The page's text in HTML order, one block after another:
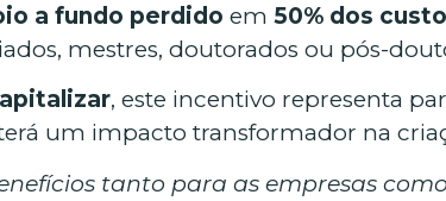
a fundo perdido em 50% dos
mestres, doutorados ou pós-
, este incentivo representa
um impacto transformador na
tanto para as empresas